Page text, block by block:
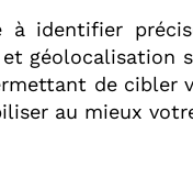
à identifier
et
de cibler
au mieux